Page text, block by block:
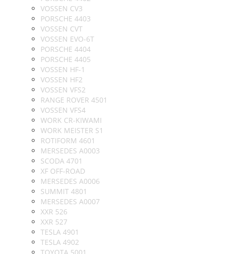
VOSSEN CV3
PORSCHE 4403
VOSSEN CVT
VOSSEN EVO-6T
PORSCHE 4404
PORSCHE 4405
VOSSEN HF-1
VOSSEN HF2
VOSSEN VFS2
RANGE ROVER 4501
VOSSEN VFS4
WORK CR-KIWAMI
WORK MEISTER S1
ROTIFORM 4601
MERSEDES A0003
SCODA 4701
XF OFF-ROAD
MERSEDES A0006
SUMMIT 4801
MERSEDES A0007
XXR 526
XXR 527
TESLA 4901
TESLA 4902